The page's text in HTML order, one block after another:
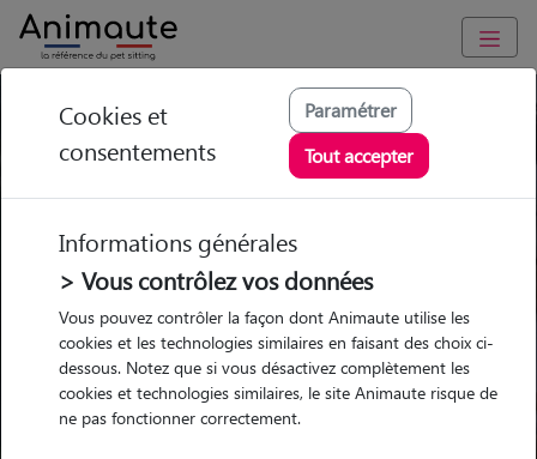
Trouvez votre gardien idéal !
Garde
chez le Pet Sitter
Garde
chez le Pet Sitter Visites
Visites
Cookies et
consentements
Paramétrer
Tout accepter
Informations générales
> Vous contrôlez vos données
Vous pouvez contrôler la façon dont Animaute utilise les
cookies et les technologies similaires en faisant des choix ci-
dessous. Notez que si vous désactivez complètement les
cookies et technologies similaires, le site Animaute risque de
ne pas fonctionner correctement.